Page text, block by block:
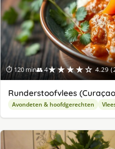
⏱ 120 min👥 4★★★★☆ 4.29
Runderstoofvlees
Avondeten & hoofdgerechten